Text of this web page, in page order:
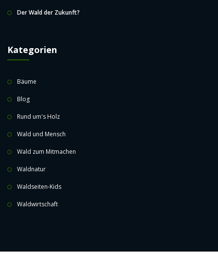
Der Wald der Zukunft?
Kategorien
Bäume
Blog
Rund um's Holz
Wald und Mensch
Wald zum Mitmachen
Waldnatur
Waldseiten-Kids
Waldwirtschaft